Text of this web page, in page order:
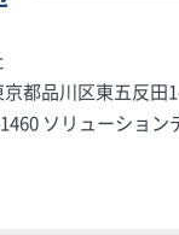
京都品川区東五反田
ソリューション